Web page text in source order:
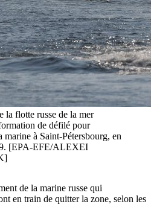
la flotte russe de la mer
de défilé pour
marine à Saint-Pétersbourg, en
[EPA-EFE/ALEXEI
de la marine russe qui
en train de quitter la zone, selon les